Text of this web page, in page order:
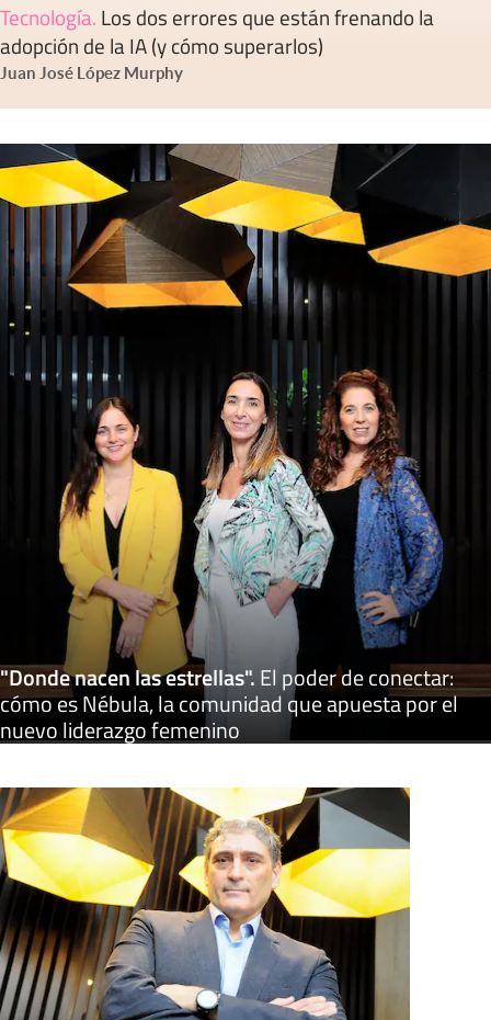
Tecnología. Los dos errores que están frenando la
adopción de la IA (y cómo superarlos)
Juan José López Murphy
"Donde nacen las estrellas".El poder de conectar:
cómo es Nébula, la comunidad que apuesta por el
nuevo liderazgo femenino